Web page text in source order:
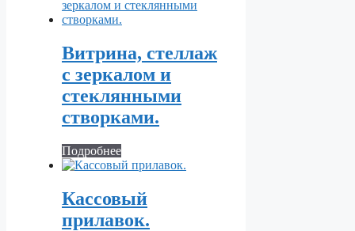
Витрина, стеллаж
с зеркалом и
стеклянными
створками.
Подробнее
Кассовый
прилавок.